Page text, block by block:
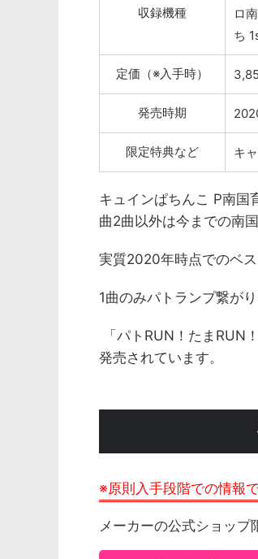
収録機種
ロ
ち
定価（※入手時）
発売時期
限定特典など キ
キュインぱちんこ P南国
曲2曲以外は今までの南
実質2020年時点でのベス
1曲のみパトランプ繋が
「パトRUN！たまRUN
発売されています。
※原則入手段階での情報
メーカーの公式ショップ